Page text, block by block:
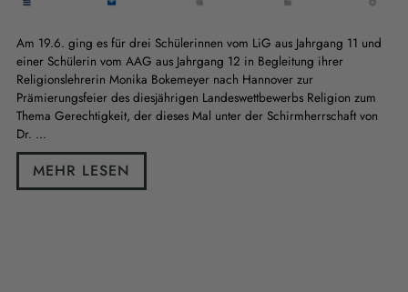
Am 19.6. ging es für drei Schülerinnen vom LiG aus Jahrgang 11 und
einer Schülerin vom AAG aus Jahrgang 12 in Begleitung ihrer
Religionslehrerin Monika Bokemeyer nach Hannover zur
Prämierungsfeier des diesjährigen Landeswettbewerbs Religion zum
Thema Gerechtigkeit, der dieses Mal unter der Schirmherrschaft von
Dr. ...
MEHR LESEN